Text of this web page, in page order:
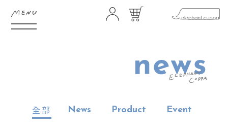
ABOUT
SHOP
全部 News Product Event